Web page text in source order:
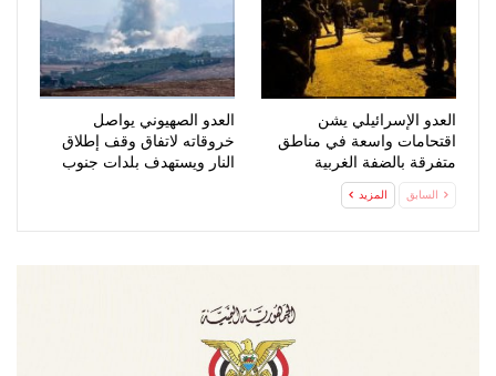
العدو الإسرائيلي يشن
اقتحامات واسعة في مناطق
متفرقة بالضفة الغربية
العدو الصهيوني يواصل
خروقاته لاتفاق وقف إطلاق
النار ويستهدف بلدات جنوب
السابق المزيد